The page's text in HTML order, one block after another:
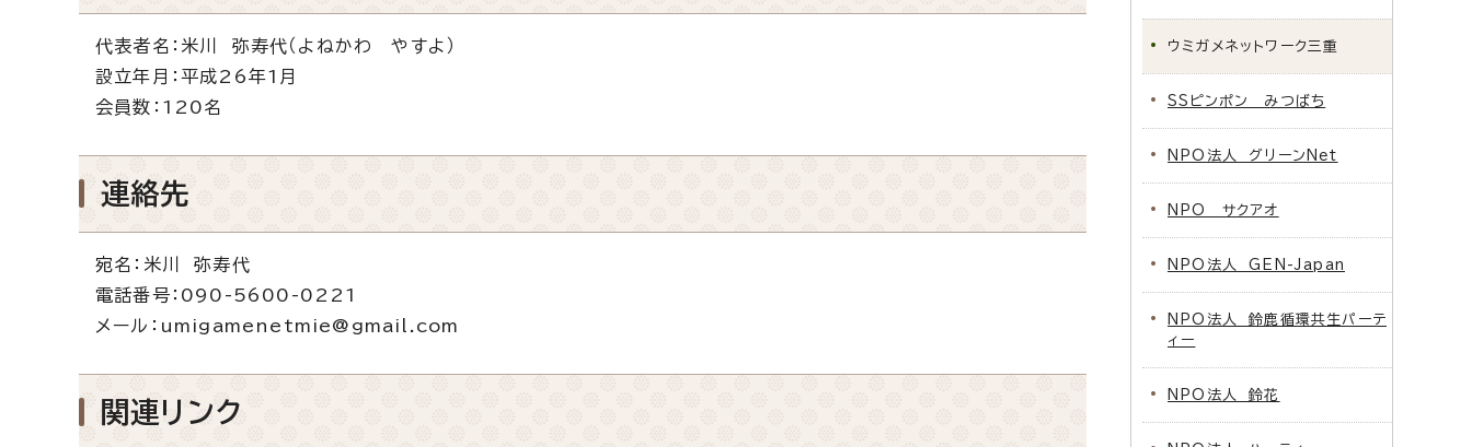
代表者名：米川 弥寿代（よねかわ やすよ）
設立年月：平成26年1月
会員数：120名
連絡先
宛名：米川 弥寿代
電話番号：090-5600-0221
メール：umigamenetmie@gmail.com
関連リンク
ウミガメネットワーク三重
SSピンポン みつばち
NPO法人 グリーンNet
NPO サクアオ
NPO法人 GEN-Japan
NPO法人 鈴鹿循環共生パーテ
ィー
NPO法人 鈴花